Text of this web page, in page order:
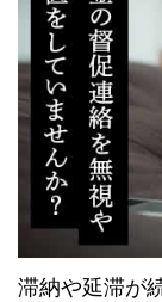
滞納や延滞が